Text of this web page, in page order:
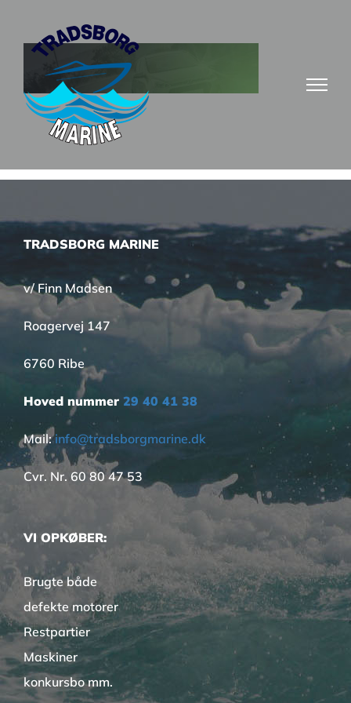
TRADSBORG MARINE
v/ Finn Madsen
Roagervej 147
6760 Ribe
Hoved nummer 29 40 41 38
Mail:info@tradsborgmarine.dk
Cvr. Nr. 60 80 47 53
VI OPKØBER:
Brugte både
defekte motorer
Restpartier
Maskiner
konkursbo mm.